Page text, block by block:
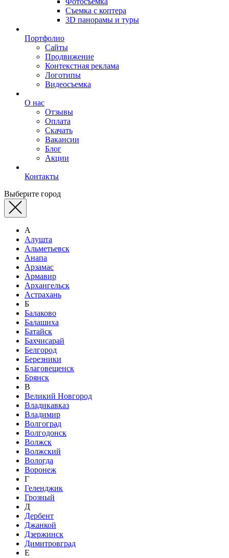
Съемка с коптера
3D панорамы и туры
Портфолио
Сайты
Продвижение
Контекстная реклама
Логотипы
Видеосъемка
О нас
Отзывы
Оплата
Скачать
Вакансии
Блог
Акции
Контакты
Выберите город
А
Алушта
Альметьевск
Анапа
Арзамас
Армавир
Архангельск
Астрахань
Б
Балаково
Балашиха
Батайск
Бахчисарай
Белгород
Березники
Благовещенск
Брянск
В
Великий Новгород
Владикавказ
Владимир
Волгоград
Волгодонск
Волжск
Волжский
Вологда
Воронеж
Г
Геленджик
Грозный
Д
Дербент
Джанкой
Дзержинск
Димитровград
Е